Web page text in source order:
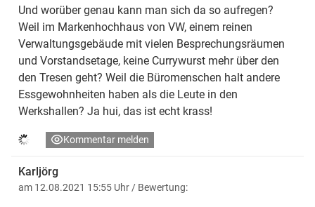
Und worüber genau kann man sich da so aufregen?
Weil im Markenhochhaus von VW, einem reinen
Verwaltungsgebäude mit vielen Besprechungsräumen
und Vorstandsetage, keine Currywurst mehr über den
den Tresen geht? Weil die Büromenschen halt andere
Essgewohnheiten haben als die Leute in den
Werkshallen? Ja hui, das ist echt krass!
Kommentar melden
Karljörg
am 12.08.2021 15:55 Uhr / Bewertung: